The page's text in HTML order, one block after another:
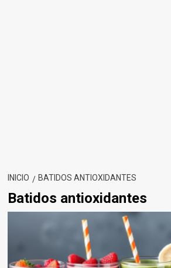
INICIO BATIDOS ANTIOXIDANTES
Batidos antioxidantes